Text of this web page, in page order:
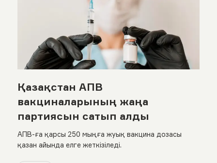
Қазақстан АПВ
вакциналарының жаңа
партиясын сатып алды
АПВ-ға қарсы 250 мыңға жуық вакцина дозасы
қазан айында елге жеткізіледі.